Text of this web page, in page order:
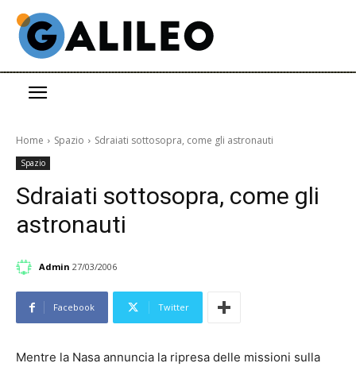
Home Spazio Sdraiati sottosopra, come gli astronauti
Spazio
Sdraiati sottosopra, come gli
astronauti
Admin 27/03/2006
Facebook Twitter
Mentre la Nasa annuncia la ripresa delle missioni sulla